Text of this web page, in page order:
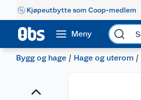
Kjøpeutbytte som Coop-medlem
Meny
Bygg og hage Hage og uterom